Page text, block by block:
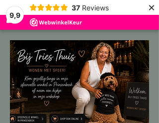
9,9
37 Reviews ×